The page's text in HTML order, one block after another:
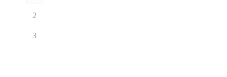
2
3